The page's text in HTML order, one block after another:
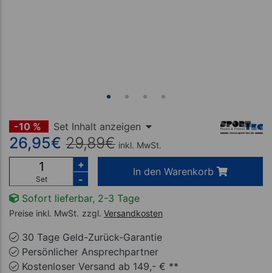
-10 % Set Inhalt anzeigen
26,95€ 29,89€ inkl. MwSt.
Set
+
-
In den Warenkorb
Sofort lieferbar, 2-3 Tage
Preise inkl. MwSt. zzgl. Versandkosten
30 Tage Geld-Zurück-Garantie
Persönlicher Ansprechpartner
Kostenloser Versand ab 149,- € **